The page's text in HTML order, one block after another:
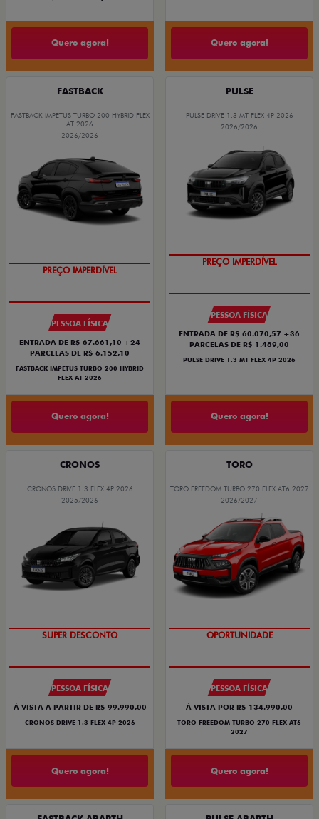
Quero agora! Quero agora!
FASTBACK
FASTBACK IMPETUS TURBO 200 HYBRID FLEX
AT 2026
2026/2026
OPORTUNIDADE
PESSOA FÍSICA
ENTRADA DE R$ 67.661,10 +24
PARCELAS DE R$ 6.152,10
FASTBACK IMPETUS TURBO 200 HYBRID
FLEX AT 2026
Quero agora!
PULSE
PULSE DRIVE 1.3 MT FLEX 4P 2026
2026/2026
OPORTUNIDADE
PESSOA FÍSICA
ENTRADA DE R$ 60.070,57 +36
PARCELAS DE R$ 1.489,00
PULSE DRIVE 1.3 MT FLEX 4P 2026
Quero agora!
CRONOS
CRONOS DRIVE 1.3 FLEX 4P 2026
2025/2026
BÔNUS DE ATÉ R$ 14 MIL
PESSOA FÍSICA
À VISTA A PARTIR DE R$ 99.990,00
CRONOS DRIVE 1.3 FLEX 4P 2026
Quero agora!
TORO
TORO FREEDOM TURBO 270 FLEX AT6 2027
2026/2027
SUPERVALORIZAÇÃO DO USADO
PESSOA FÍSICA
À VISTA POR R$ 134.990,00
TORO FREEDOM TURBO 270 FLEX AT6
2027
Quero agora!